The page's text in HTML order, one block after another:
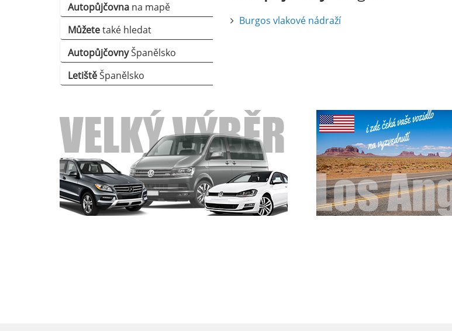
Autopůjčovna na mapě
Můžetetaké hledat
AutopůjčovnyŠpanělsko
LetištěŠpanělsko
Burgos vlakové nádraží